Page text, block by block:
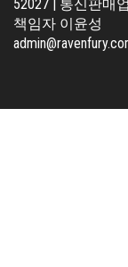
52027 | 통신판매
책임자 이윤성